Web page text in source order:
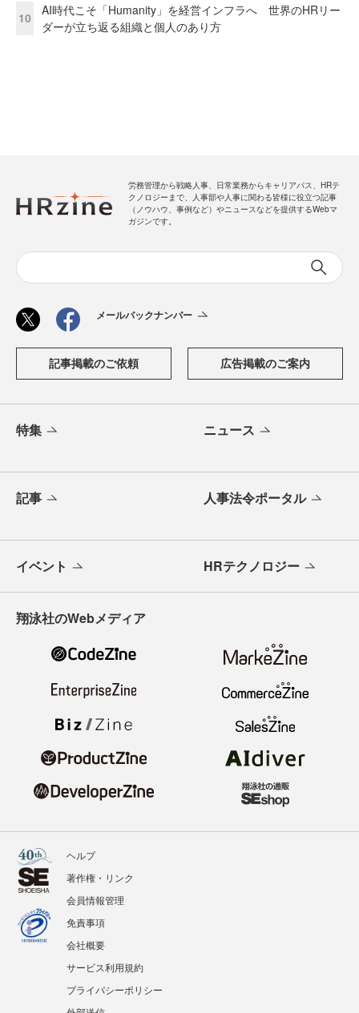
10
AI時代こそ「Humanity」を経営インフラへ 世界のHRリー
ダーが立ち返る組織と個人のあり方
労務管理から戦略人事、日常業務からキャリアパス、HRテ
クノロジーまで、人事部や人事に関わる皆様に役立つ記事
（ノウハウ、事例など）やニュースなどを提供するWebマ
ガジンです。
メールバックナンバー
記事掲載のご依頼 広告掲載のご案内
特集 ニュース
記事 人事法令ポータル
イベント HRテクノロジー
翔泳社のWebメディア
ヘルプ
著作権・リンク
会員情報管理
免責事項
会社概要
サービス利用規約
プライバシーポリシー